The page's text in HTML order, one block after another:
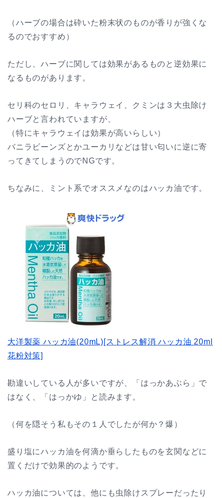
（ハーブの場合は砕いた粉末状のものが香りが強くな
るのでおすすめ）
ただし、ハーブに関しては効果があるものと逆効果に
なるものがあります。
セリ科のセロリ、キャラウェイ、クミンは３大虫除け
ハーブと言われていますが、
（特にキャラウェイは効果が高いらしい）
バニラビーンズとかユーカリなどは甘い匂いに逆に寄
ってきてしまうのでNGです。
ちなみに、ミント系でオススメなのはハッカ油です。
大洋製薬 ハッカ油(20mL)[ストレス解消 ハッカ油 20ml
花粉対策]
勘違いしている人が多いですが、「はっかあぶら」で
はなく、「はっかゆ」と読みます。
（何を隠そう私もその１人でしたが何か？爆）
盛り塩にハッカ油を何滴か垂らしたものを玄関などに
置くだけで効果的のようです。
ハッカ油については、他にも虫除けスプレーだったり